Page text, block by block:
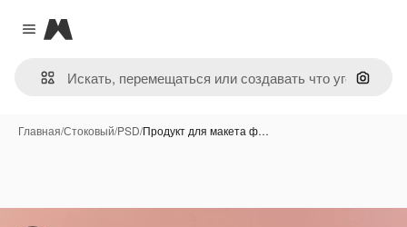
Close menu
Magnific
Поиск
Главная/Стоковый/PSD/Продукт для макета ф…